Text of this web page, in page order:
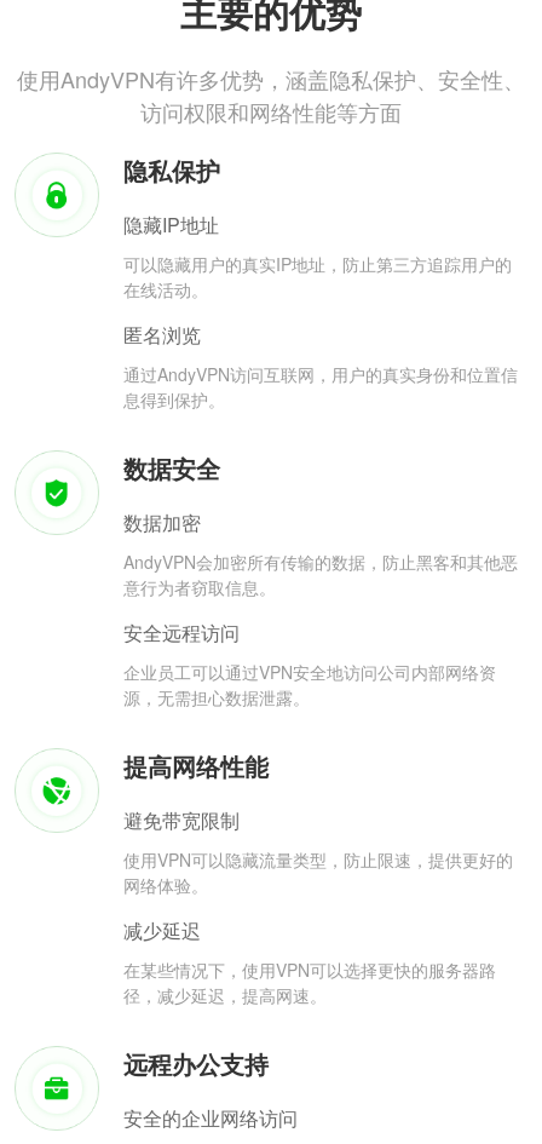
主要的优势
使用AndyVPN有许多优势，涵盖隐私保护、安全性、
访问权限和网络性能等方面
隐私保护
隐藏IP地址
可以隐藏用户的真实IP地址，防止第三方追踪用户的
在线活动。
匿名浏览
通过AndyVPN访问互联网，用户的真实身份和位置信
息得到保护。
数据安全
数据加密
AndyVPN会加密所有传输的数据，防止黑客和其他恶
意行为者窃取信息。
安全远程访问
企业员工可以通过VPN安全地访问公司内部网络资
源，无需担心数据泄露。
提高网络性能
避免带宽限制
使用VPN可以隐藏流量类型，防止限速，提供更好的
网络体验。
减少延迟
在某些情况下，使用VPN可以选择更快的服务器路
径，减少延迟，提高网速。
远程办公支持
安全的企业网络访问